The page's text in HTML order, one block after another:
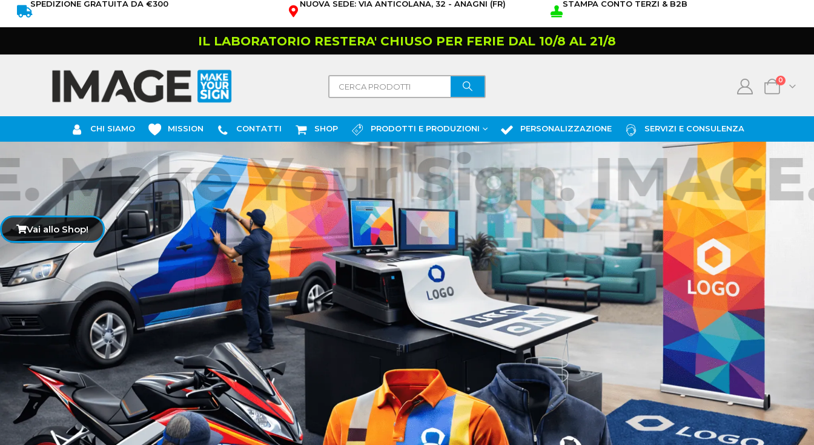
SPEDIZIONE GRATUITA DA €300 NUOVA SEDE: VIA ANTICOLANA, 32 - ANAGNI (FR) STAMPA CONTO TERZI & B2B
IL LABORATORIO RESTERA' CHIUSO PER FERIE DAL 10/8 AL 21/8
0
CHI SIAMO MISSION CONTATTI SHOP PRODOTTI E PRODUZIONI PERSONALIZZAZIONE SERVIZI E CONSULENZA
Your Sign.
Vai allo Shop!